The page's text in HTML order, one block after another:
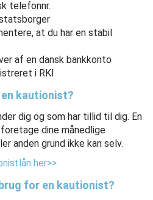
telefonnr.
at du har en stabil
af en dansk bankkonto
i RKI
en kautionist?
dig og som har tillid til dig. En
dine månedlige
anden grund ikke kan selv.
her>>
for en kautionist?